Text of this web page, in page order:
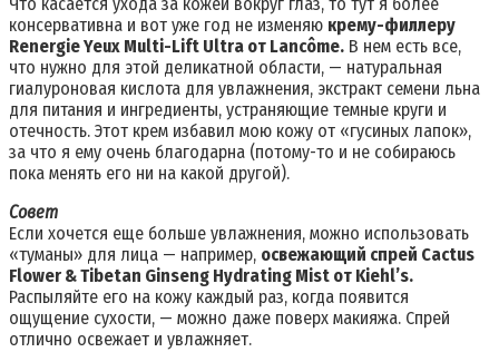
консервативна и вот уже год не изменяю крему-филлеру
Renergie Yeux Multi-Lift Ultra от Lancôme. В нем есть все,
что нужно для этой деликатной области, — натуральная
гиалуроновая кислота для увлажнения, экстракт семени льна
для питания и ингредиенты, устраняющие темные круги и
отечность. Этот крем избавил мою кожу от «гусиных лапок»,
за что я ему очень благодарна (потому-то и не собираюсь
пока менять его ни на какой другой).
Совет
Если хочется еще больше увлажнения, можно использовать
«туманы» для лица — например, освежающий спрей Cactus
Flower & Tibetan Ginseng Hydrating Mist от Kiehl’s.
Распыляйте его на кожу каждый раз, когда появится
ощущение сухости, — можно даже поверх макияжа. Спрей
отлично освежает и увлажняет.